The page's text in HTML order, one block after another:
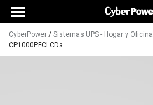
CyberPower / Sistemas UPS - Hogar y Oficina
CP1000PFCLCDa